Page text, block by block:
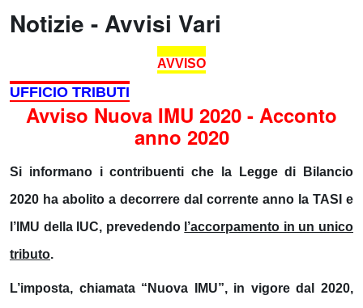
Notizie - Avvisi Vari
AVVISO
UFFICIO TRIBUTI
Avviso Nuova IMU 2020 - Acconto
anno 2020
Si informano i contribuenti che la Legge di Bilancio
2020 ha abolito a decorrere dal corrente anno la TASI e
l’IMU della IUC, prevedendo l’accorpamento in un unico
tributo.
L’imposta, chiamata “ Nuova IMU”, in vigore dal 2020,